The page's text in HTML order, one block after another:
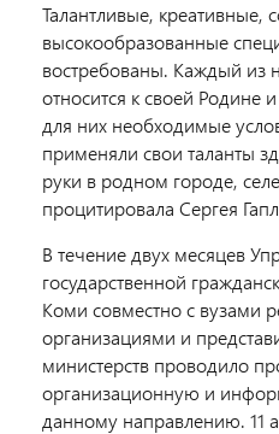
Талантливые, креативные,
высокообразованные
востребованы. Каждый из
относится к своей Родине
для них необходимые
применяли свои таланты
руки в родном городе,
процитировала Сергея
В течение двух месяцев
государственной
Коми совместно с вузами
организациями и
министерств проводило
организационную и
данному направлению. 11